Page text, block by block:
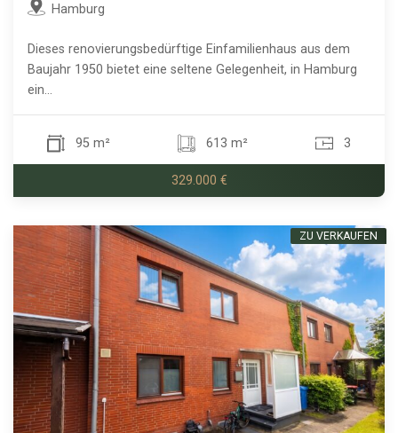
Hamburg
Dieses renovierungsbedürftige Einfamilienhaus aus dem
Baujahr 1950 bietet eine seltene Gelegenheit, in Hamburg
ein...
95 m² 613 m² 3
329.000 €
ZU VERKAUFEN